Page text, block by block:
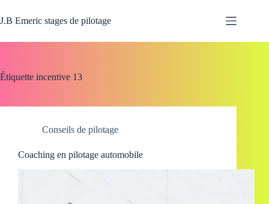
au
contenu
J.B Emeric stages de pilotage
Étiquette incentive 13
Conseils de pilotage
Coaching en pilotage automobile